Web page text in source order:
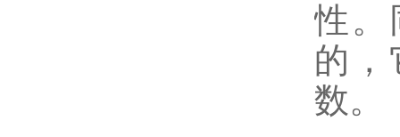
性。
的，
数。